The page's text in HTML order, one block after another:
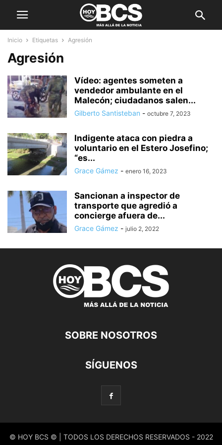
Inicio Etiquetas Agresión
Agresión
Vídeo: agentes someten a
vendedor ambulante en el
Malecón; ciudadanos salen...
Gilberto Santisteban - octubre 7, 2023
Indigente ataca con piedra a
voluntario en el Estero Josefino;
“es...
Grace Gámez - enero 16, 2023
Sancionan a inspector de
transporte que agredió a
concierge afuera de...
Grace Gámez - julio 2, 2022
SOBRE NOSOTROS
SÍGUENOS
© HOY BCS © | TODOS LOS DERECHOS RESERVADOS - 2022